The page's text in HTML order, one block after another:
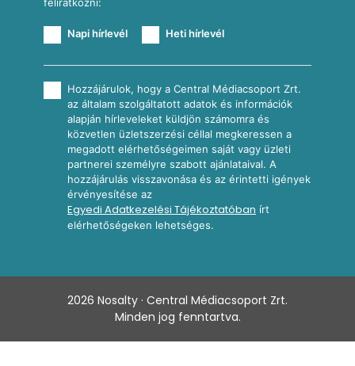
felíratkozni:
Napi hírlevél Heti hírlevél
Hozzájárulok, hogy a Central Médiacsoport Zrt.
az általam szolgáltatott adatok és információk
alapján hírleveleket küldjön számomra és
közvetlen üzletszerzési céllal megkeressen a
megadott elérhetőségeimen saját vagy üzleti
partnerei személyre szabott ajánlataival. A
hozzájárulás visszavonása és az érintetti igények
érvényesítése az
Egyedi Adatkezelési Tájékoztatóban írt
elérhetőségeken lehetséges.
2026 Nosalty · Central Médiacsoport Zrt.
Minden jog fenntartva.